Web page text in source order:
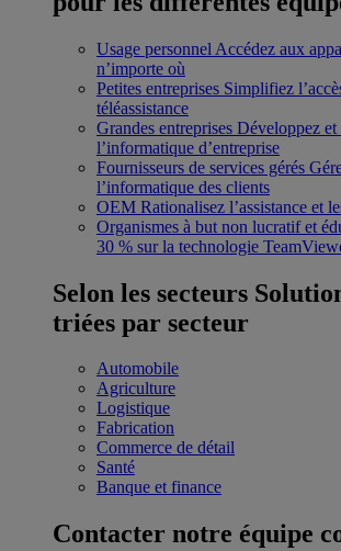
Usage personnel Accédez aux
n’importe où
Petites entreprises Simplifiez
téléassistance
Grandes entreprises Développez et
l’informatique d’entreprise
Fournisseurs de services gérés
l’informatique des clients
OEM Rationalisez l’assistance et
Organismes à but non lucratif et
30 % sur la technologie
Selon les secteurs
triées par secteur
Automobile
Agriculture
Logistique
Fabrication
Commerce de détail
Santé
Banque et finance
Contacter notre équipe